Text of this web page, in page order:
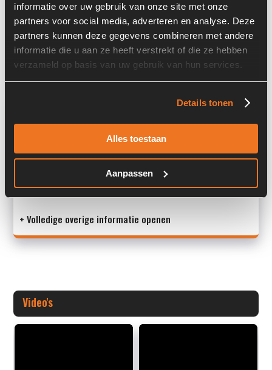
informatie over uw gebruik van onze site met onze
partners voor social media, adverteren en analyse. Deze
partners kunnen deze gegevens combineren met andere
informatie die u aan ze heeft verstrekt of die ze hebben
verzameld op basis van uw gebruik van hun services.
Details tonen
Alles toestaan
Aanpassen
Serienummer:
Past op de volgende machines:
Kaweco KW 37
Land:
Nederland
Stock number: 7447-004
Brand: PWG
Type 2: C36448AM2640R
S/N
+ Volledige overige informatie openen
Video's